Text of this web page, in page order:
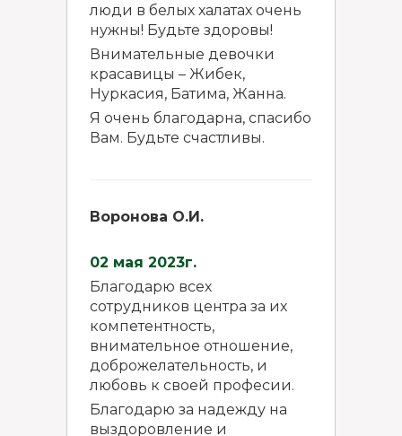
люди в белых халатах очень
нужны! Будьте здоровы!
Внимательные девочки
красавицы – Жибек,
Нуркасия, Батима, Жанна.
Я очень благодарна, спасибо
Вам. Будьте счастливы.
Воронова О.И.
02 мая 2023г.
Благодарю всех
сотрудников центра за их
компетентность,
внимательное отношение,
доброжелательность, и
любовь к своей професии.
Благодарю за надежду на
выздоровление и